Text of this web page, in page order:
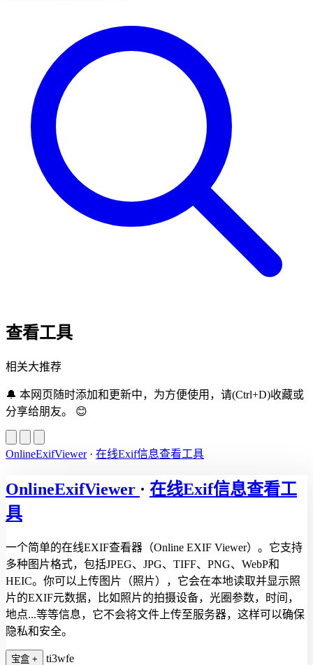
查看工具
相关大推荐
🔔 本网页随时添加和更新中，为方便使用，请(Ctrl+D)收藏或
分享给朋友。 😊
OnlineExifViewer · 在线Exif信息查看工具
OnlineExifViewer · 在线Exif信息查看工
具
一个简单的在线EXIF查看器（Online EXIF Viewer）。它支持
多种图片格式，包括JPEG、JPG、TIFF、PNG、WebP和
HEIC。你可以上传图片（照片），它会在本地读取并显示照
片的EXIF元数据，比如照片的拍摄设备，光圈参数，时间，
地点...等等信息，它不会将文件上传至服务器，这样可以确保
隐私和安全。
宝盒 +
ti3wfe